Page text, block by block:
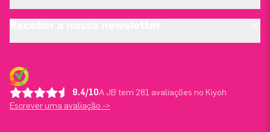
9.4/10A JB tem 281 avaliações no Kiyoh
Escrever uma avaliação ->